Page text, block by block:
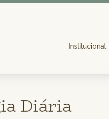
Institucional
Diária